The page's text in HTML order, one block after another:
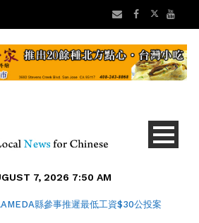
7, 2026 7:50 AM
縣參事推遲最低工資$30公投案